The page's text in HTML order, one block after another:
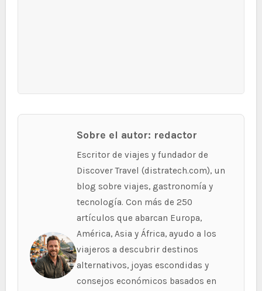
Sobre el autor: redactor
Escritor de viajes y fundador de
Discover Travel (distratech.com), un
blog sobre viajes, gastronomía y
tecnología. Con más de 250
artículos que abarcan Europa,
América, Asia y África, ayudo a los
viajeros a descubrir destinos
alternativos, joyas escondidas y
consejos económicos basados en